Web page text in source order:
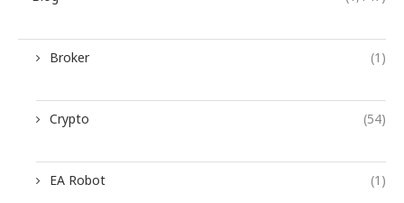
Broker (1)
Crypto (54)
EA Robot (1)